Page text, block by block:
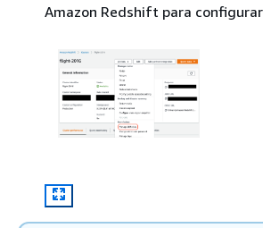
Amazon Redshift para